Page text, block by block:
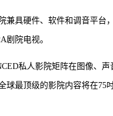
兼具硬件、软件和调音平台
剧院电视。
私人影院矩阵在图像、
球最顶级的影院内容将在75